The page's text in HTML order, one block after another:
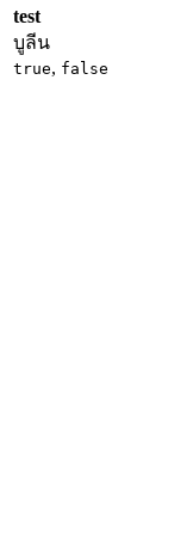
test
บูลีน
true, false